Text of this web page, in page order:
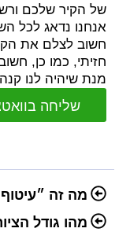
שליחה
אנחנו נדאג לכל
חשוב לצלם את
חזיתי, כמו כן,
מנת שיהיה לנו
מה זה
מהו גודל